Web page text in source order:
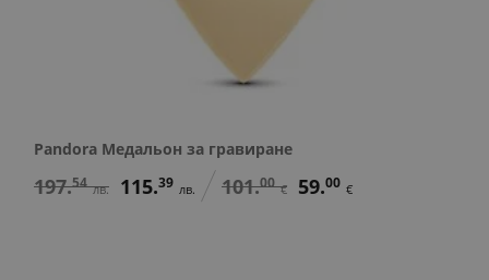
Pandora Медальон за гравиране
197.54 лв. 115.39 лв. 101.00 € 59.00 €